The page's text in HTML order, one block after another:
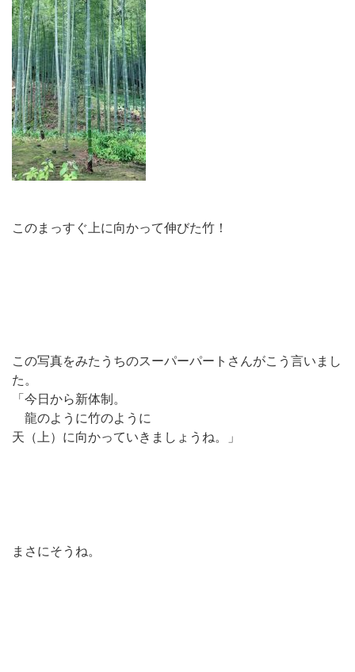
このまっすぐ上に向かって伸びた竹！
この写真をみたうちのスーパーパートさんがこう言いまし
た。
「今日から新体制。
龍のように竹のように
天（上）に向かっていきましょうね。」
まさにそうね。